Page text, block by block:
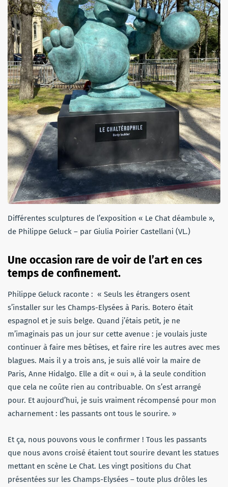
Différentes sculptures de l’exposition « Le Chat déambule »,
de Philippe Geluck – par Giulia Poirier Castellani (VL.)
Une occasion rare de voir de l’art en ces
temps de confinement.
Philippe Geluck raconte : « Seuls les étrangers osent
s’installer sur les Champs-Elysées à Paris. Botero était
espagnol et je suis belge. Quand j’étais petit, je ne
m’imaginais pas un jour sur cette avenue : je voulais juste
continuer à faire mes bêtises, et faire rire les autres avec mes
blagues. Mais il y a trois ans, je suis allé voir la maire de
Paris, Anne Hidalgo. Elle a dit « oui », à la seule condition
que cela ne coûte rien au contribuable. On s’est arrangé
pour. Et aujourd’hui, je suis vraiment récompensé pour mon
acharnement : les passants ont tous le sourire. »
Et ça, nous pouvons vous le confirmer ! Tous les passants
que nous avons croisé étaient tout sourire devant les statues
mettant en scène Le Chat. Les vingt positions du Chat
présentées sur les Champs-Elysées – toute plus drôles les